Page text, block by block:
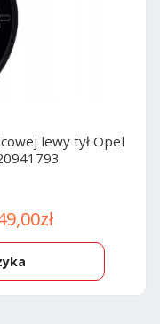
lewy tył Opel
złAktualna
cena
wynosi: